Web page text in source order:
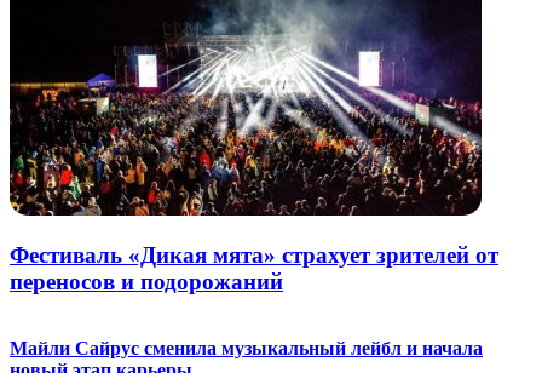
Фестиваль «Дикая мята» страхует зрителей от
переносов и подорожаний
Майли Сайрус сменила музыкальный лейбл и начала